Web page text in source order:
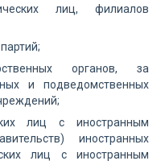
лиц, филиалов
органов, за
и подведомственных
лиц с иностранным
иностранных
лиц с иностранным